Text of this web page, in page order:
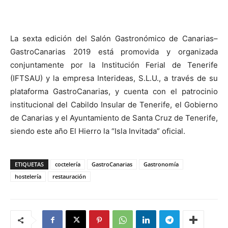
La sexta edición del Salón Gastronómico de Canarias–
GastroCanarias 2019 está promovida y organizada
conjuntamente por la Institución Ferial de Tenerife
(IFTSAU) y la empresa Interideas, S.L.U., a través de su
plataforma GastroCanarias, y cuenta con el patrocinio
institucional del Cabildo Insular de Tenerife, el Gobierno
de Canarias y el Ayuntamiento de Santa Cruz de Tenerife,
siendo este año El Hierro la “Isla Invitada” oficial.
ETIQUETAS coctelería GastroCanarias
Gastronomía
hostelería
restauración